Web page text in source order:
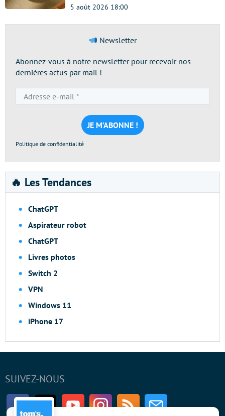
5 août 2026 18:00
Newsletter
Abonnez-vous à notre newsletter pour recevoir nos
dernières actus par mail !
e-
mail
*
Politique de confidentialité
🔥 Les Tendances
ChatGPT
Aspirateur robot
ChatGPT
Livres photos
Switch 2
VPN
Windows 11
iPhone 17
SUIVEZ-NOUS
FacebookTwitter Youtube InstagramRSS Newsletter